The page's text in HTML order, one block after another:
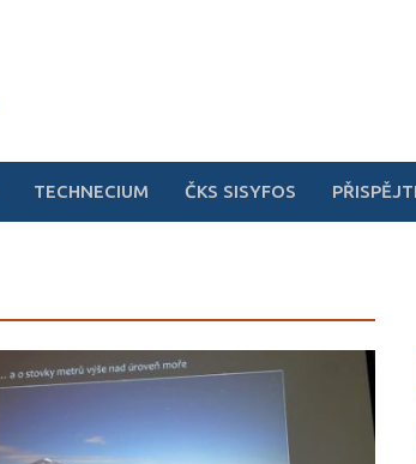
TECHNECIUM ČKS SISYFOS